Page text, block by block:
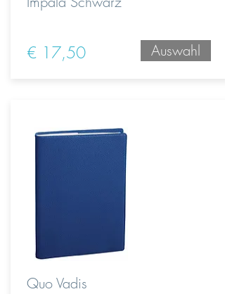
€ 17,50
Quo Vadis
Auswahl